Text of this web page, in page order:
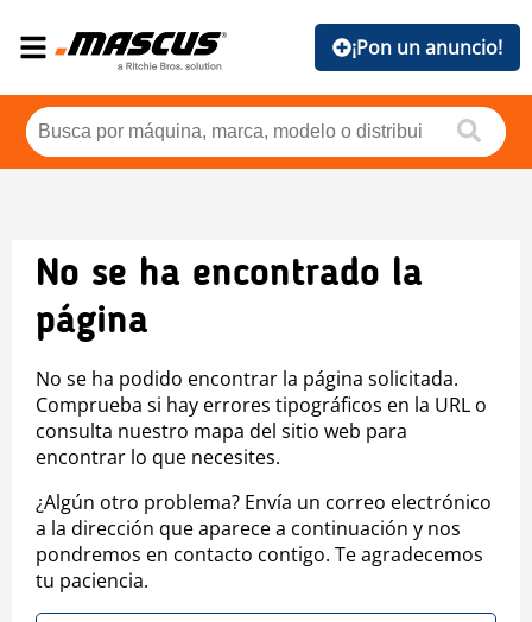
¡Pon un anuncio!
No se ha encontrado la
página
No se ha podido encontrar la página solicitada.
Comprueba si hay errores tipográficos en la URL o
consulta nuestro mapa del sitio web para
encontrar lo que necesites.
¿Algún otro problema? Envía un correo electrónico
a la dirección que aparece a continuación y nos
pondremos en contacto contigo. Te agradecemos
tu paciencia.